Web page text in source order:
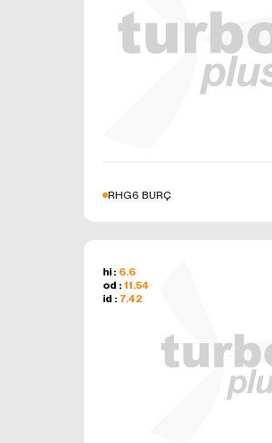
RHG6 BURÇ
hi : 6.6
od : 11.54
id : 7.42